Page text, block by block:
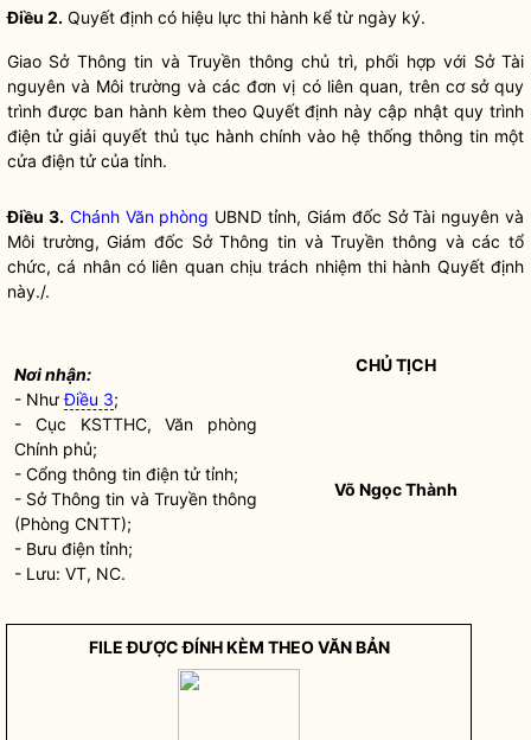
Điều 2. Quyết định có hiệu lực thi hành kể từ ngày ký.
Giao Sở Thông tin và Truyền thông chủ trì, phối hợp với Sở Tài
nguyên và Môi trường và các đơn vị có liên quan, trên cơ sở quy
trình được ban hành kèm theo Quyết định này cập nhật quy trình
điện tử giải quyết thủ tục hành chính vào hệ thống thông tin một
cửa điện tử của tỉnh.
Điều 3. Chánh Văn phòng UBND tỉnh, Giám đốc Sở Tài nguyên và
Môi trường, Giám đốc Sở Thông tin và Truyền thông và các tổ
chức, cá nhân có liên quan chịu trách nhiệm thi hành Quyết định
này./.
Nơi nhận:
- NhưĐiều 3;
- Cục KSTTHC, Văn phòng
Chính phủ;
- Cổng thông tin điện tử tỉnh;
- Sở Thông tin và Truyền thông
(Phòng CNTT);
- Bưu điện tỉnh;
- Lưu: VT, NC.
CHỦ TỊCH
Võ Ngọc Thành
FILE ĐƯỢC ĐÍNH KÈM THEO VĂN BẢN